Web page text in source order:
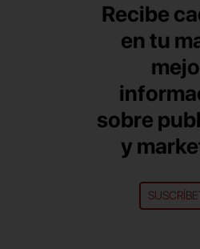
Recibe
en tu
sobre
y